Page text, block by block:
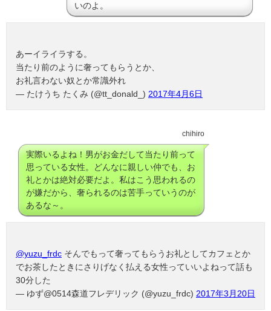
いのよ。
あーイライラする。
当たり前のように奢ってもらうとか、
お礼言わない奴とか常識外れ
— たけうち たくみ (@tt_donald_) 2017年4月6日
chihiro
実際いるよね！男がお金だして当たり前って
思っている女性。どんなに親しい仲でも、お
礼とかは絶対必要だよ。私はこう思われるの
が嫌だから、奢られるのは苦手っていうのが
あるな～。
@yuzu_frdc そんでもって奢ってもらうお礼としてカフェとか
でお茶したときにさりげなく払える女性っていいよねって話も
30分した
— ゆず@0514森道フレデリック (@yuzu_frdc) 2017年3月20日